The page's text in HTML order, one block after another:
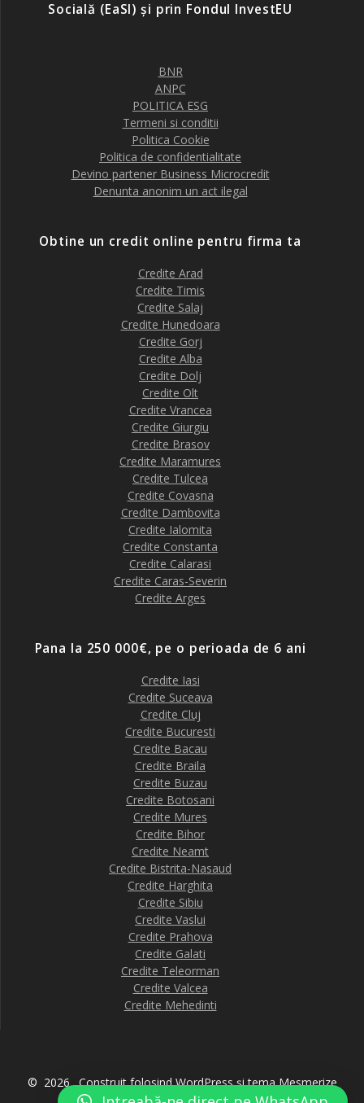
Socială (EaSI) și prin Fondul InvestEU
BNR
ANPC
POLITICA ESG
Termeni si conditii
Politica Cookie
Politica de confidentialitate
Devino partener Business Microcredit
Denunta anonim un act ilegal
Obtine un credit online pentru firma ta
Credite Arad
Credite Timis
Credite Salaj
Credite Hunedoara
Credite Gorj
Credite Alba
Credite Dolj
Credite Olt
Credite Vrancea
Credite Giurgiu
Credite Brasov
Credite Maramures
Credite Tulcea
Credite Covasna
Credite Dambovita
Credite Ialomita
Credite Constanta
Credite Calarasi
Credite Caras-Severin
Credite Arges
Pana la 250 000€, pe o perioada de 6 ani
Credite Iasi
Credite Suceava
Credite Cluj
Credite Bucuresti
Credite Bacau
Credite Braila
Credite Buzau
Credite Botosani
Credite Mures
Credite Bihor
Credite Neamt
Credite Bistrita-Nasaud
Credite Harghita
Credite Sibiu
Credite Vaslui
Credite Prahova
Credite Galati
Credite Teleorman
Credite Valcea
Credite Mehedinti
© 2026 . Construit folosind WordPress șitema Mesmerize